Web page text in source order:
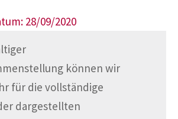
28/09/2020
können wir
für die vollständige
dargestellten